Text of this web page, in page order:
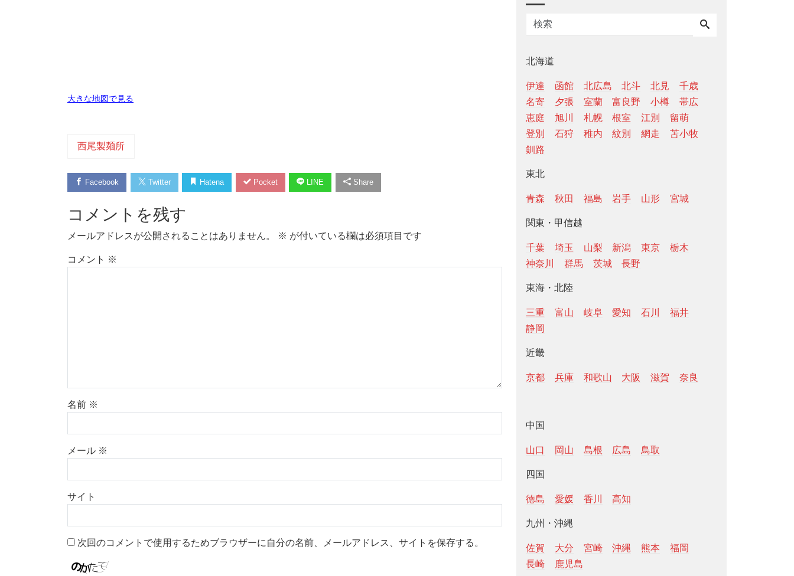
大きな地図で見る
西尾製麺所
Facebook Twitter Hatena Pocket LINE Share
コメントを残す
メールアドレスが公開されることはありません。 ※ が付いている欄は必須項目です
コメント ※
名前 ※
メール ※
サイト
次回のコメントで使用するためブラウザーに自分の名前、メールアドレス、サイトを保存する。
北海道
伊達 函館 北広島 北斗 北見
千歳
名寄
夕張 室蘭 富良野 小樽
帯広
恵庭
旭川 札幌 根室 江別
留萌
登別
石狩 稚内 紋別 網走
苫小牧
釧路
東北
青森 秋田 福島 岩手 山形 宮城
関東・甲信越
千葉 埼玉 山梨 新潟 東京
栃木
神奈川
群馬 茨城 長野
東海・北陸
三重 富山 岐阜 愛知 石川
福井
静岡
近畿
京都 兵庫 和歌山 大阪 滋賀 奈良
中国
山口 岡山 島根 広島 鳥取
四国
徳島 愛媛 香川 高知
九州・沖縄
佐賀 大分 宮崎 沖縄 熊本
福岡
長崎
鹿児島